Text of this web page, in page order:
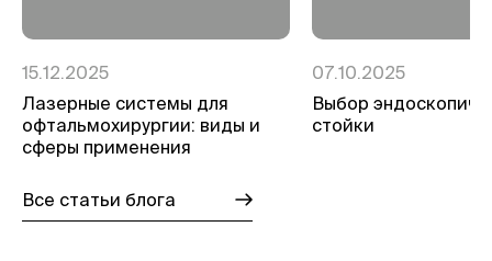
15.12.2025
Лазерные системы для
офтальмохирургии: виды и
сферы применения
07.10.2025
Выбор
стойки
Все статьи блога